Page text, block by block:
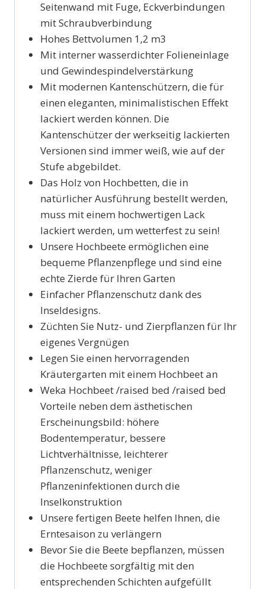
Seitenwand mit Fuge, Eckverbindungen
mit Schraubverbindung
Hohes Bettvolumen 1,2 m3
Mit interner wasserdichter Folieneinlage
und Gewindespindelverstärkung
Mit modernen Kantenschützern, die für
einen eleganten, minimalistischen Effekt
lackiert werden können. Die
Kantenschützer der werkseitig lackierten
Versionen sind immer weiß, wie auf der
Stufe abgebildet.
Das Holz von Hochbetten, die in
natürlicher Ausführung bestellt werden,
muss mit einem hochwertigen Lack
lackiert werden, um wetterfest zu sein!
Unsere Hochbeete ermöglichen eine
bequeme Pflanzenpflege und sind eine
echte Zierde für Ihren Garten
Einfacher Pflanzenschutz dank des
Inseldesigns.
Züchten Sie Nutz- und Zierpflanzen für Ihr
eigenes Vergnügen
Legen Sie einen hervorragenden
Kräutergarten mit einem Hochbeet an
Weka Hochbeet /raised bed /raised bed
Vorteile neben dem ästhetischen
Erscheinungsbild: höhere
Bodentemperatur, bessere
Lichtverhältnisse, leichterer
Pflanzenschutz, weniger
Pflanzeninfektionen durch die
Inselkonstruktion
Unsere fertigen Beete helfen Ihnen, die
Erntesaison zu verlängern
Bevor Sie die Beete bepflanzen, müssen
die Hochbeete sorgfältig mit den
entsprechenden Schichten aufgefüllt